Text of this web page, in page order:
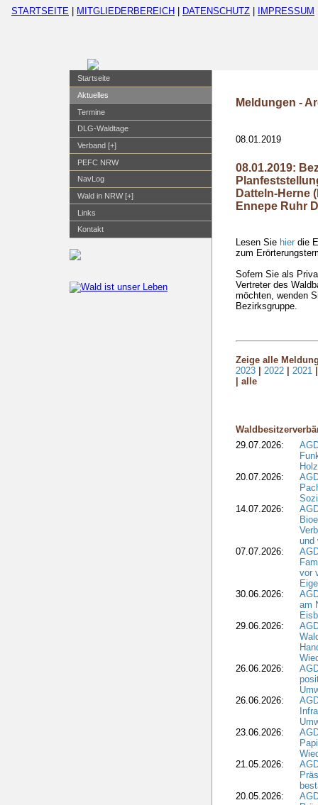
STARTSEITE MITGLIEDERBEREICH DATENSCHUTZ IMPRESSUM
Startseite
Aktuelles
Termine
DLG-Waldtage
Verband [+]
PEFC NRW
NavLog
Wald in NRW [+]
Links
Kontakt
Meldungen -
08.01.2019
08.01.2019:
Datteln-Herne
Ennepe Ruhr
Lesen Sie hier die
zum
Sofern Sie als
Vertreter des
möchten, wenden
Bezirksgruppe.
Zeige alle
2023 |2022 |2021
| alle
29.07.2026:
20.07.2026:
14.07.2026:
und
07.07.2026:
vor
30.06.2026:
am
29.06.2026:
26.06.2026:
26.06.2026:
23.06.2026:
21.05.2026:
20.05.2026: